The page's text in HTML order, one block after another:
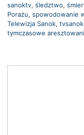
sanoktv, śledztwo,
Porażu, spowodowanie
Telewizja Sanok, tvsanok
tymczasowe